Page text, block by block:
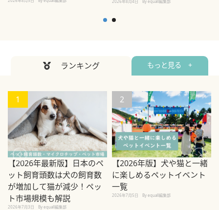
ランキング もっと見る +
1
【2026年最新版】日本のペ
ット飼育頭数は犬の飼育数
が増加して猫が減少！ペッ
ト市場規模も解説
2026年7月3日 By equall編集部
2
【2026年版】犬や猫と一緒
に楽しめるペットイベント
一覧
2026年7月5日 By equall編集部